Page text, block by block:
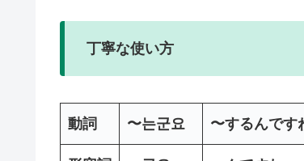
丁寧な使い方
動詞 〜는군요 〜するんです